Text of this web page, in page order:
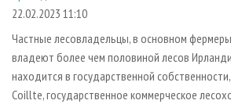
СУШКА ДРЕВЕСИНЫ
ПРОИЗВОДСТВО ДРЕВЕСНЫХ ПЛИТ
ДЕРЕВЯННОЕ ДОМОСТРОЕНИЕ
ПРОИЗВОДСТВО МЕБЕЛИ
ПЕРСОНЫ
МОБИЛЬНЫЕ ВЫСТАВКИ
ОФИЦИАЛЬНЫЕ ДЕЛЕГАЦИИ
ПРИОРИТЕТНЫЕ ИНВЕСТПРОЕКТЫ
КОНТАКТЫ
РЕКЛАМА
РЕКЛАМА НА САЙТЕ
22.02.2023 11:10
Частные лесовладельцы, в основном
владеют более чем половиной лесов
находится в государственной
Coillte, государственное коммерческое